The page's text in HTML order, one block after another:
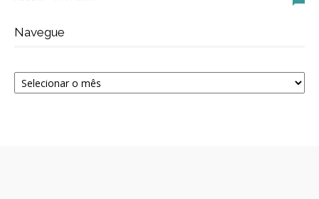
Navegue
Navegue